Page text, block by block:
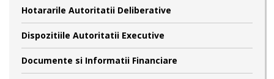
Hotararile Autoritatii Deliberative
Dispozitiile Autoritatii Executive
Documente si Informatii Financiare